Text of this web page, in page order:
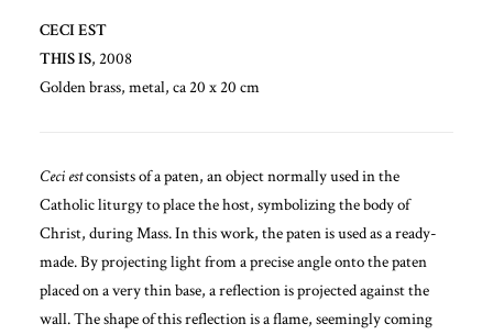
CECI EST
THIS IS, 2008
Golden brass, metal, ca 20 x 20 cm
Ceci estconsists of a paten, an object normally used in the
Catholic liturgy to place the host, symbolizing the body of
Christ, during Mass. In this work, the paten is used as a ready-
made. By projecting light from a precise angle onto the paten
placed on a very thin base, a reflection is projected against the
wall. The shape of this reflection is a flame, seemingly coming